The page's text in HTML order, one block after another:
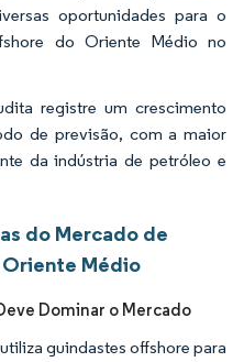
oportunidades para o
do Oriente Médio no
registre um crescimento
de previsão, com a maior
da indústria de petróleo e
do Mercado de
Médio
Dominar o Mercado
guindastes offshore para